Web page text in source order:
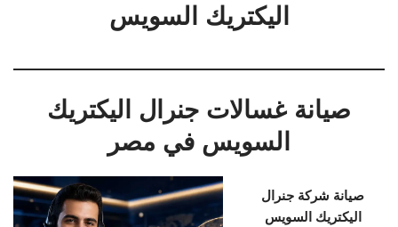
اليكتريك السويس
صيانة غسالات جنرال اليكتريك
السويس في مصر
صيانة شركة جنرال
اليكتريك السويس